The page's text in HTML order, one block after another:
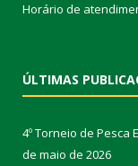
Horário de
ÚLTIMAS
4º Torneio de Pesca
de maio de 2026